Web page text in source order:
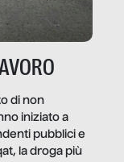
di non
iniziato a
pubblici e
la droga più